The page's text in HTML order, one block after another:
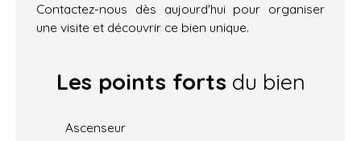
Contactez-nous dès aujourd'hui pour organiser
une visite et découvrir ce bien unique.
Les points forts du bien
Ascenseur